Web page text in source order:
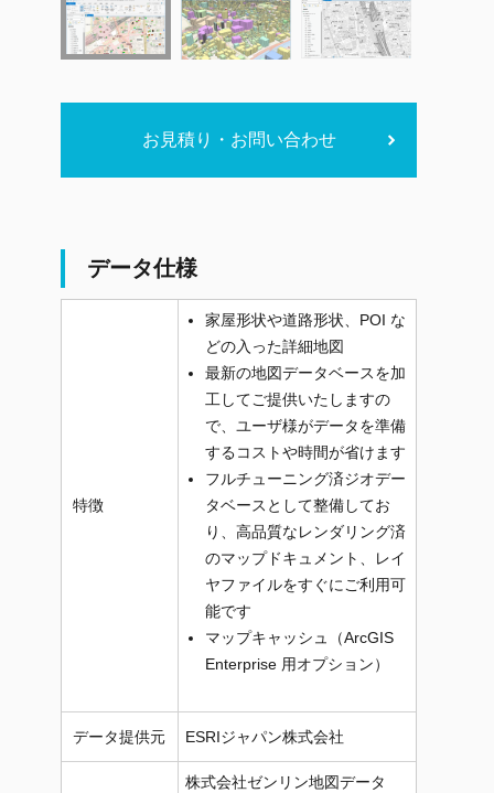
お見積り・お問い合わせ
データ仕様
特徴
家屋形状や道路形状、POI な
どの入った詳細地図
最新の地図データベースを加
工してご提供いたしますの
で、ユーザ様がデータを準備
するコストや時間が省けます
フルチューニング済ジオデー
タベースとして整備してお
り、高品質なレンダリング済
のマップドキュメント、レイ
ヤファイルをすぐにご利用可
能です
マップキャッシュ（ArcGIS
Enterprise 用オプション）
データ提供元 ESRIジャパン株式会社
株式会社ゼンリン地図データ